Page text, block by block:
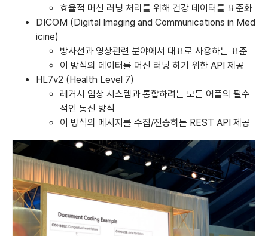
효율적 머신 러닝 처리를 위해 건강 데이터를 표준화
DICOM (Digital Imaging and Communications in Med
icine)
방사선과 영상관련 분야에서 대표로 사용하는 표준
이 방식의 데이터를 머신 러닝 하기 위한 API 제공
HL7v2 (Health Level 7)
레거시 임상 시스템과 통합하려는 모든 어플의 필수
적인 통신 방식
이 방식의 메시지를 수집/전송하는 REST API 제공